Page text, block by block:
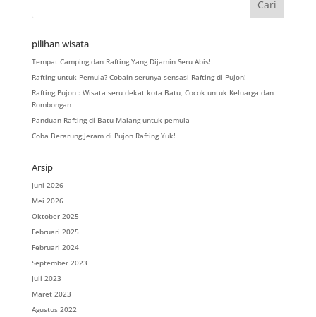
pilihan wisata
Tempat Camping dan Rafting Yang Dijamin Seru Abis!
Rafting untuk Pemula? Cobain serunya sensasi Rafting di Pujon!
Rafting Pujon : Wisata seru dekat kota Batu, Cocok untuk Keluarga dan
Rombongan
Panduan Rafting di Batu Malang untuk pemula
Coba Berarung Jeram di Pujon Rafting Yuk!
Arsip
Juni 2026
Mei 2026
Oktober 2025
Februari 2025
Februari 2024
September 2023
Juli 2023
Maret 2023
Agustus 2022